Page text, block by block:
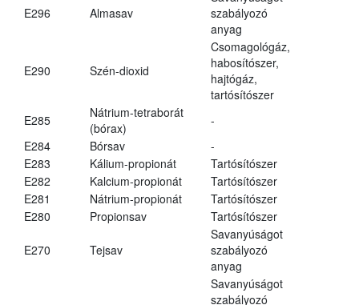
E296 Almasav
szabályozó
anyag
E290 Szén-dioxid
Csomagológáz,
habosítószer,
hajtógáz,
tartósítószer
E285
Nátrium-tetraborát
(bórax)
-
E284
Bórsav
-
E283
Kálium-propionát
Tartósítószer
E282
Kalcium-propionát
Tartósítószer
E281
Nátrium-propionát
Tartósítószer
E280
Propionsav Tartósítószer
E270 Tejsav
Savanyúságot
szabályozó
anyag
Savanyúságot
szabályozó